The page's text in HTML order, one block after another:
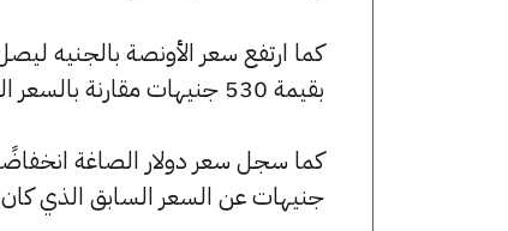
بقيمة 530 جنيهات مقارنة بالسعر السابق الذي بلغ 248650 جنيهًا للبيع و247230 جنيهًا للشراء.
جنيهات عن السعر السابق الذي كان 52.86 جنيهًا للبيع و0 جنيهًا للشراء.